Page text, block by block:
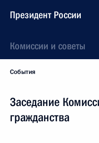
Президент России
Комиссии и советы
События
Заседание
гражданства